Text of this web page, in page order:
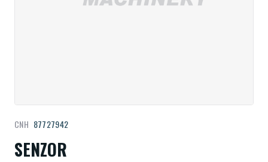
SENZOR
CNH 87727942
la
începutul
galeriei